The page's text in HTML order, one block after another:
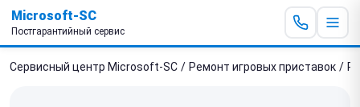
Microsoft-SC
Постгарантийный сервис
Сервисный центр Microsoft-SC / Ремонт игровых приставок /